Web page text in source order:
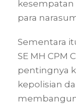
kesempatan
para
Sementara
SE MH CPM
pentingnya
kepolisian